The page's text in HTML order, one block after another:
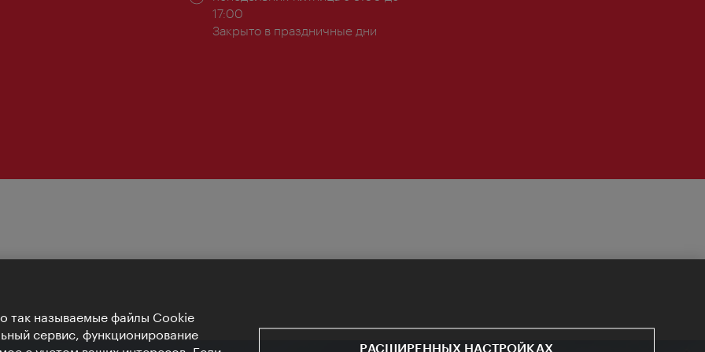
работы:
17:00
Закрыто в праздничные дни
так называемые файлы Cookie
сервис, функционирование
РАСШИРЕННЫХ НАСТРОЙКАХ